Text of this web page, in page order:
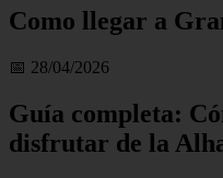
Como llegar a
📅 28/04/2026
Guía completa:
disfrutar de la